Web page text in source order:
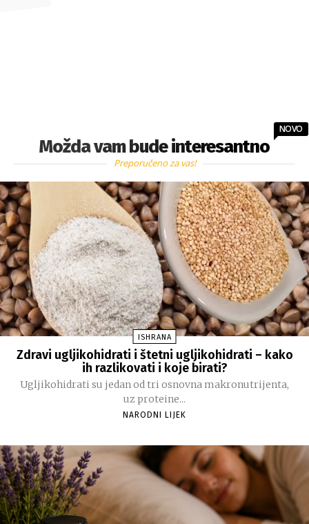
Možda vam bude interesantno
NOVO
Preporučeno za vas!
ISHRANA
Zdravi ugljikohidrati i štetni ugljikohidrati – kako
ih razlikovati i koje birati?
Ugljikohidrati su jedan od tri osnovna makronutrijenta,
uz proteine...
NARODNI LIJEK